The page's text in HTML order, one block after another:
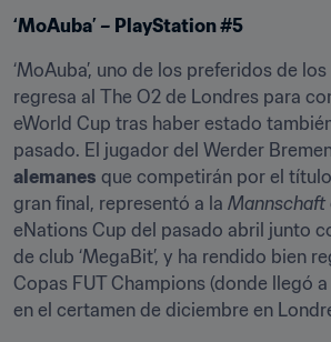
‘MoAuba’ – PlayStation #5
‘MoAuba’, uno de los preferidos de
regresa al The O2 de Londres para
eWorld Cup tras haber estado
pasado. El jugador del Werder
alemanes que competirán por el
gran final, representó a la Mannschaft
eNations Cup del pasado abril junto
de club ‘MegaBit’, y ha rendido bien
Copas FUT Champions (donde llegó
en el certamen de diciembre en